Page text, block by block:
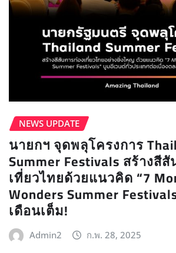
NEWS UPDATE​
นายกฯ จุดพลุโครงการ
Summer Festivals สร้างสี
เที่ยวไทยด้วยแนวคิด “7
Wonders Summer
เดือนเต็ม!
Admin2 ก.พ. 28, 2025